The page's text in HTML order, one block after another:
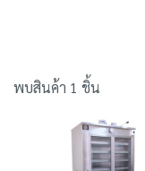
พบสินค้า 1 ชิ้น